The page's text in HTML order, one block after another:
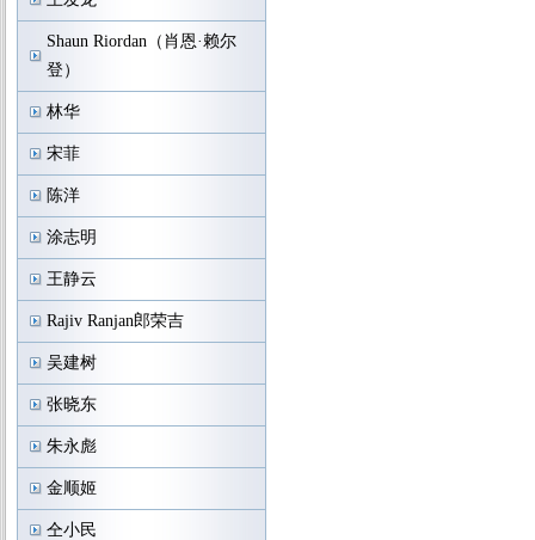
Shaun Riordan（肖恩·赖尔
登）
林华
宋菲
陈洋
涂志明
王静云
Rajiv Ranjan郎荣吉
吴建树
张晓东
朱永彪
金顺姬
仝小民